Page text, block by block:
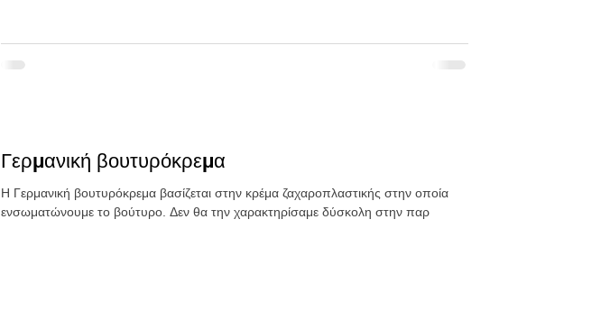
Γερμανική βουτυρόκρεμα
Η Γερμανική βουτυρόκρεμα βασίζεται στην κρέμα ζαχαροπλαστικής στην οποία
ενσωματώνουμε το βούτυρο. Δεν θα την χαρακτηρίσαμε δύσκολη στην παρ